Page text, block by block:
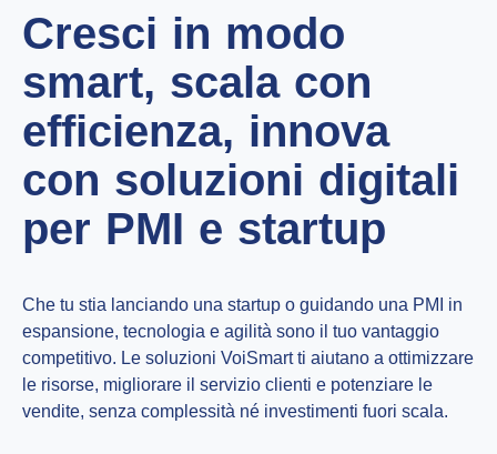
Cresci in modo
smart, scala con
efficienza, innova
con soluzioni digitali
per PMI e startup
Che tu stia lanciando una startup o guidando una PMI in
espansione, tecnologia e agilità sono il tuo vantaggio
competitivo. Le soluzioni VoiSmart ti aiutano a ottimizzare
le risorse, migliorare il servizio clienti e potenziare le
vendite, senza complessità né investimenti fuori scala.